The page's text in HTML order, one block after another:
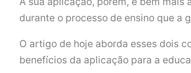
durante o processo de ensino que a
O artigo de hoje aborda esses dois
benefícios da aplicação para a